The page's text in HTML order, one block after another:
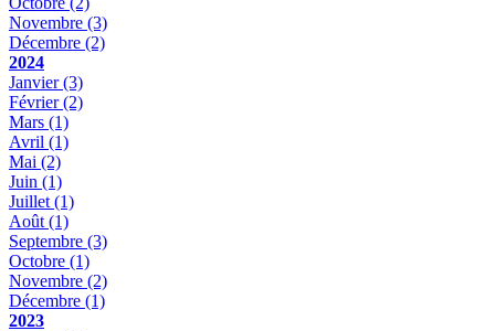
Novembre (3)
Décembre (2)
2024
Janvier(3)
Février(2)
Mars (1)
Avril (1)
Mai (2)
Juin (1)
Juillet (1)
Août (1)
Septembre (3)
Octobre (1)
Novembre (2)
Décembre (1)
2023